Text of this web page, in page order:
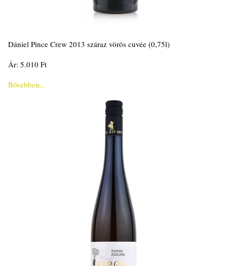
Dániel Pince Crew 2013 száraz vörös cuvée (0,75l)
Ár: 5.010 Ft
Bővebben...